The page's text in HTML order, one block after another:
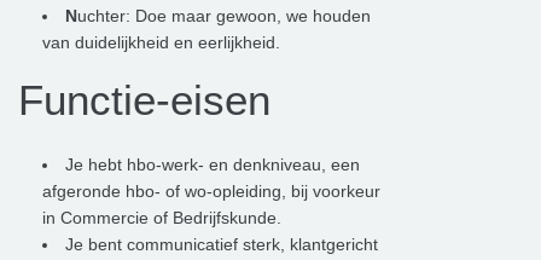
Nuchter: Doe maar gewoon, we houden
van duidelijkheid en eerlijkheid.
Functie-eisen
Je hebt hbo-werk- en denkniveau, een
afgeronde hbo- of wo-opleiding, bij voorkeur
in Commercie of Bedrijfskunde.
Je bent communicatief sterk, klantgericht